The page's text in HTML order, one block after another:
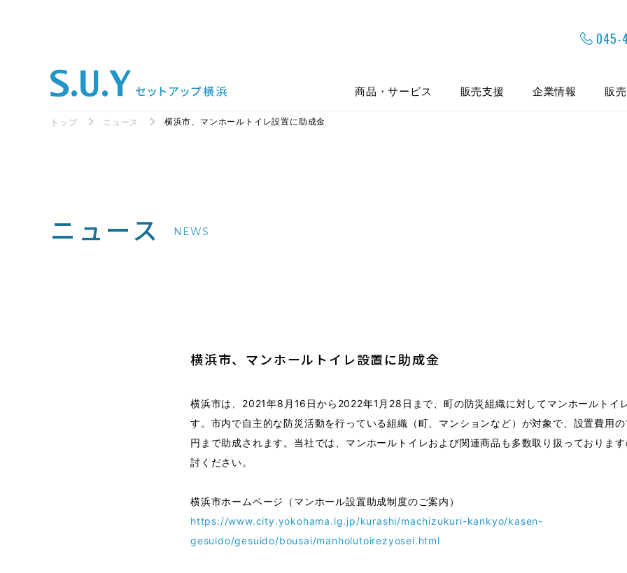
045-
商品・サービス 販売支援 企業情報 販
トップ ニュース 横浜市、マンホールトイレ設置に助成金
ニュース NEWS
横浜市、マンホールトイレ設置に助成金
横浜市は、2021年8月16日から2022年1月28日まで、町の防災組織に対してマンホールトイ
す。市内で自主的な防災活動を行っている組織（町、マンションなど）が対象で、設置費用
円まで助成されます。当社では、マンホールトイレおよび関連商品も多数取り扱っておりま
討ください。
横浜市ホームページ（マンホール設置助成制度のご案内）
https://www.city.yokohama.lg.jp/kurashi/machizukuri-kankyo/kasen-
gesuido/gesuido/bousai/manholutoirezyosei.html